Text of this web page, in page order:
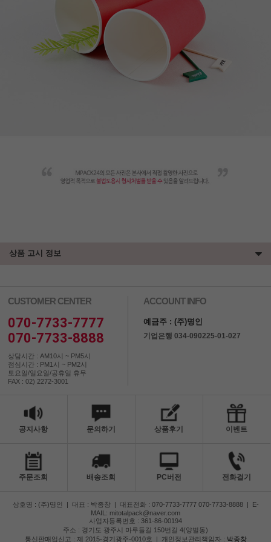
상품 고시 정보
CUSTOMER CENTER
070-7733-7777
070-7733-8888
상담시간 : AM10시 ~ PM5시
점심시간 : PM1시 ~ PM2시
토요일/일요일/공휴일 휴무
FAX : 02) 2272-3001
ACCOUNT INFO
예금주 : (주)명인
기업은행 034-090225-01-027
공지사항 문의하기 상품후기 이벤트
주문조회 배송조회 PC버전 전화걸기
상호명 : (주)명인 대표 : 박종창 대표전화 : 070-7733-7777 070-7733-8888
E-
MAIL: mitotalpack@naver.com
사업자등록번호 : 361-86-00194
주소 : 경기도 광주시 마루들길 150번길 4(양벌동)
통신판매업신고 : 제 2015-경기광주-0010호
개인정보관리책임자 : 박종창